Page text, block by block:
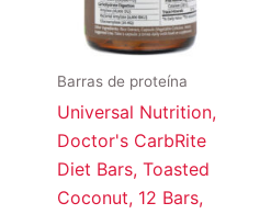
Barras de proteína
Universal Nutrition,
Doctor's CarbRite
Diet Bars, Toasted
Coconut, 12 Bars,